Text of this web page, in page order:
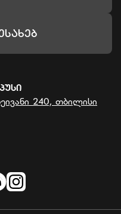
240, თბილისი